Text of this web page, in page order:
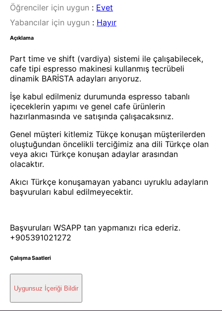
Öğrenciler için uygun : Evet
Yabancılar için uygun : Hayır
Açıklama
Part time ve shift (vardiya) sistemi ile çalışabilecek,
cafe tipi espresso makinesi kullanmış tecrübeli
dinamik BARİSTA adayları arıyoruz.
İşe kabul edilmeniz durumunda espresso tabanlı
içeceklerin yapımı ve genel cafe ürünlerin
hazırlanmasında ve satışında çalışacaksınız.
Genel müşteri kitlemiz Tükçe konuşan müşterilerden
oluştuğundan öncelikli terciğimiz ana dili Türkçe olan
veya akıcı Türkçe konuşan adaylar arasından
olacaktır.
Akıcı Türkçe konuşamayan yabancı uyruklu adayların
başvuruları kabul edilmeyecektir.
Başvuruları WSAPP tan yapmanızı rica ederiz.
+905391021272
Çalışma Saatleri
Uygunsuz İçeriği Bildir